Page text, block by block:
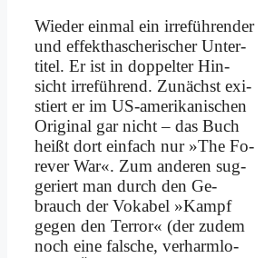
Wie­der ein­mal ein ir­re­füh­ren­der
und ef­fekt­ha­sche­ri­scher Un­ter­
ti­tel. Er ist in dop­pel­ter Hin­
sicht ir­re­füh­rend. Zu­nächst exi­
stiert er im US-ame­ri­ka­ni­schen
Ori­gi­nal gar nicht – das Buch
heißt dort ein­fach nur »The Fo­
re­ver War«. Zum an­de­ren sug­
ge­riert man durch den Ge­
brauch der Vo­ka­bel »Kampf
ge­gen den Ter­ror« (der zu­dem
noch ei­ne fal­sche, ver­harm­lo­